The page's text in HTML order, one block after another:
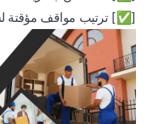
[✅] ترتيب مواقف مؤقتة